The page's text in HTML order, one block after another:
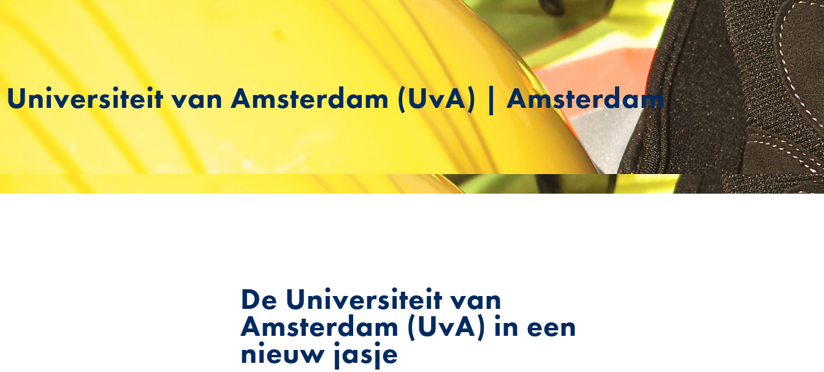
Universiteit van Amsterdam (UvA) | Amsterdam
De Universiteit van
Amsterdam (UvA) in een
nieuw jasje